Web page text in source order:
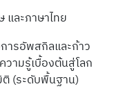
และภาษาไทย
ารอัพสกิลและก้าว
ามรู้เบื้องต้นสู่โลก
(ระดับพื้นฐาน)